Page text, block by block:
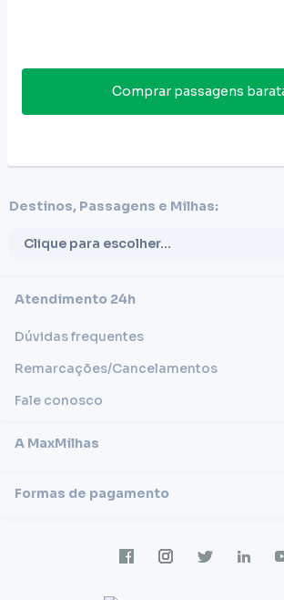
Comprar passagens
Destinos, Passagens e Milhas:
Clique para escolher...
A MaxMilhas
Atendimento 24h
Dúvidas frequentes
Remarcações/Cancelamentos
Fale conosco
Formas de pagamento